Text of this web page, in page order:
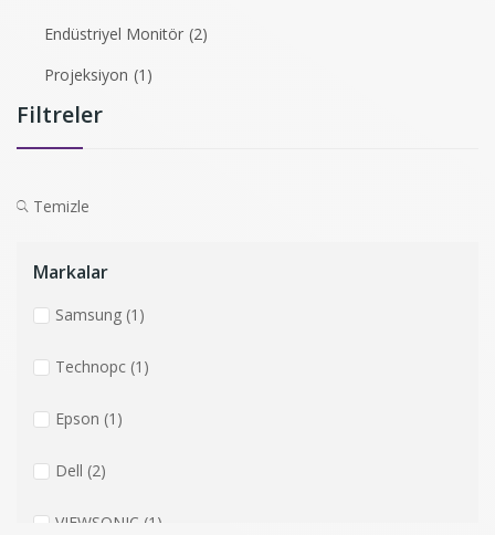
Endüstriyel Monitör (2)
Projeksiyon (1)
Filtreler
Temizle
Markalar
Samsung (1)
Technopc (1)
Epson (1)
Dell (2)
VIEWSONIC (1)